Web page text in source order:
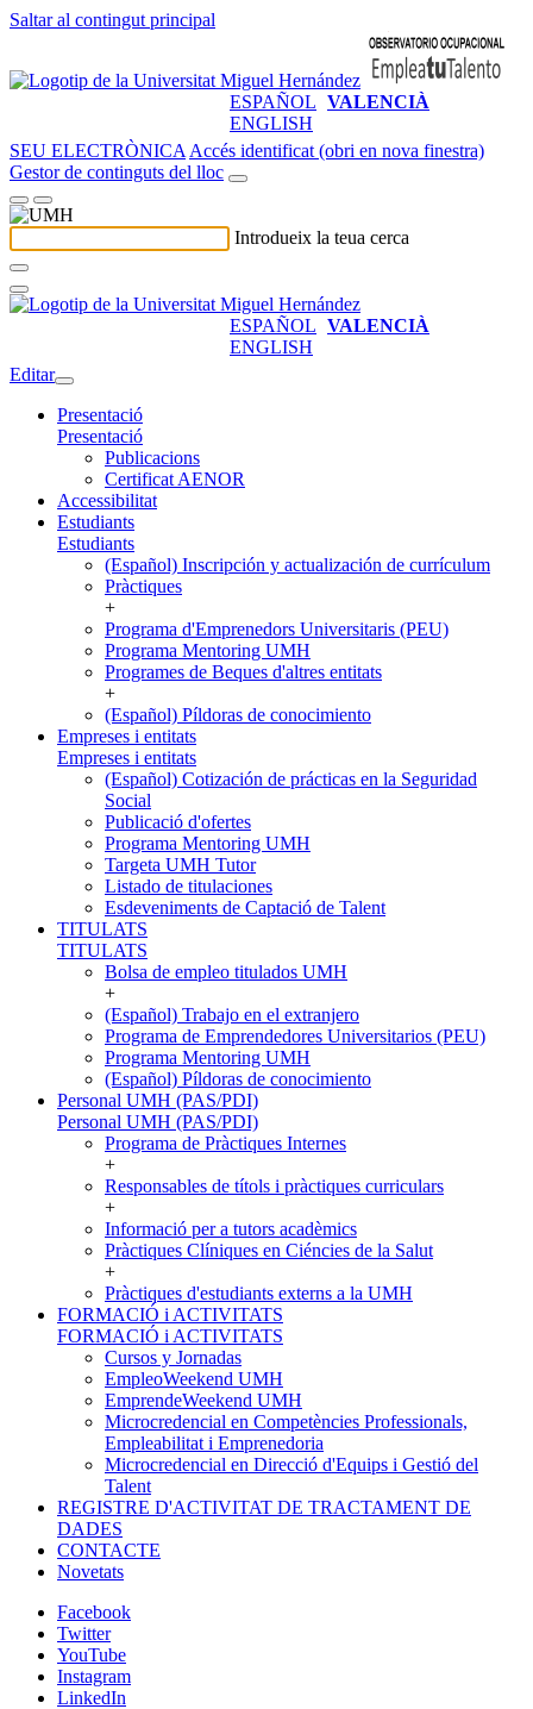
Saltar al contingut principal
ESPAÑOL VALENCIÀ
ENGLISH
SEU ELECTRÒNICA Accés identificat (obri en nova finestra)
Gestor de continguts del lloc
Introdueix la teua cerca
ESPAÑOL VALENCIÀ
ENGLISH
Editar
Presentació
Presentació
Publicacions
Certificat AENOR
Accessibilitat
Estudiants
Estudiants
(Español) Inscripción y actualización de currículum
Pràctiques
+
Programa d'Emprenedors Universitaris (PEU)
Programa Mentoring UMH
Programes de Beques d'altres entitats
+
(Español) Píldoras de conocimiento
Empreses i entitats
Empreses i entitats
(Español) Cotización de prácticas en la Seguridad
Social
Publicació d'ofertes
Programa Mentoring UMH
Targeta UMH Tutor
Listado de titulaciones
Esdeveniments de Captació de Talent
TITULATS
TITULATS
Bolsa de empleo titulados UMH
+
(Español) Trabajo en el extranjero
Programa de Emprendedores Universitarios (PEU)
Programa Mentoring UMH
(Español) Píldoras de conocimiento
Personal UMH (PAS/PDI)
Personal UMH (PAS/PDI)
Programa de Pràctiques Internes
+
Responsables de títols i pràctiques curriculars
+
Informació per a tutors acadèmics
Pràctiques Clíniques en Ciéncies de la Salut
+
Pràctiques d'estudiants externs a la UMH
FORMACIÓ i ACTIVITATS
FORMACIÓ i ACTIVITATS
Cursos y Jornadas
EmpleoWeekend UMH
EmprendeWeekend UMH
Microcredencial en Competències Professionals,
Empleabilitat i Emprenedoria
Microcredencial en Direcció d'Equips i Gestió del
Talent
REGISTRE D'ACTIVITAT DE TRACTAMENT DE
DADES
CONTACTE
Novetats
Facebook
Twitter
YouTube
Instagram
LinkedIn